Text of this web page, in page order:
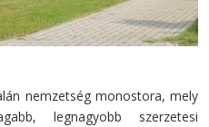
nemzetség monostora, mely
legnagyobb szerzetesi